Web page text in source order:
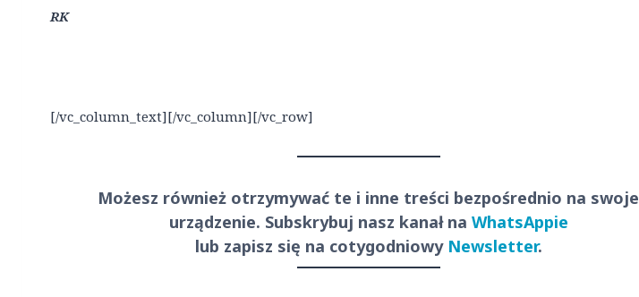
RK
[/vc_column_text][/vc_column][/vc_row]
Możesz również otrzymywać te i inne treści bezpośrednio na swoje
urządzenie. Subskrybuj nasz kanał na WhatsAppie
lub zapisz się na cotygodniowy Newsletter.